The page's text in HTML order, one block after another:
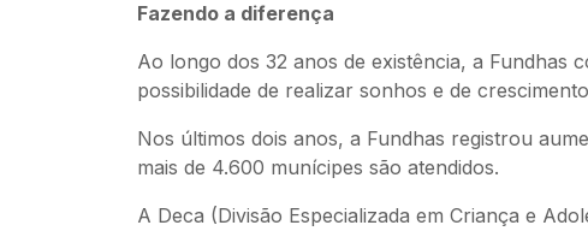
Fazendo a diferença
Ao longo dos 32 anos de existência, a Fundhas
possibilidade de realizar sonhos e de
Nos últimos dois anos, a Fundhas registrou
mais de 4.600 munícipes são atendidos.
A Deca (Divisão Especializada em Criança e